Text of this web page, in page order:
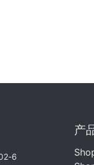
6
产